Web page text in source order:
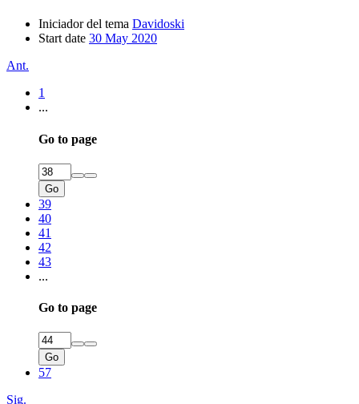
Iniciador del tema Davidoski
Start date 30 May 2020
Ant.
1
...
Go to page
Go
39
40
41
42
43
...
Go to page
Go
57
Sig.